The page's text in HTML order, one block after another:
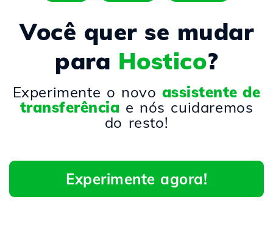
Você quer se mudar
para Hostico?
Experimente o novo assistente de
transferência e nós cuidaremos
do resto!
Experimente agora!